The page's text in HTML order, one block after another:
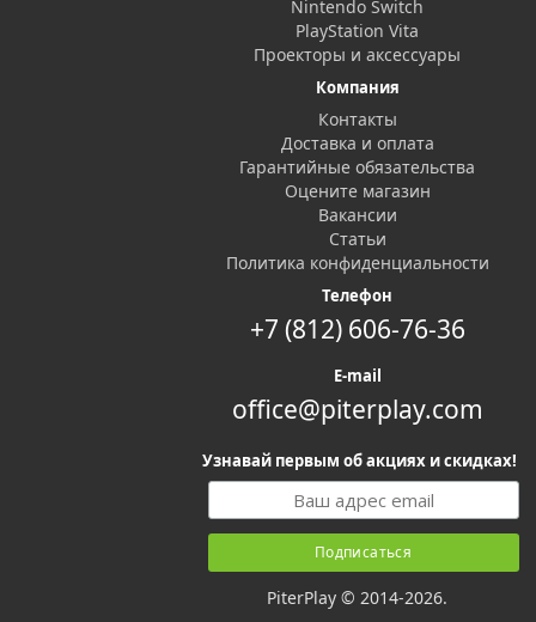
Nintendo Switch
PlayStation Vita
Проекторы и аксессуары
Компания
Контакты
Доставка и оплата
Гарантийные обязательства
Оцените магазин
Вакансии
Статьи
Политика конфиденциальности
Телефон
+7 (812) 606-76-36
E-mail
office@piterplay.com
Узнавай первым об акциях и скидках!
PiterPlay © 2014-2026.